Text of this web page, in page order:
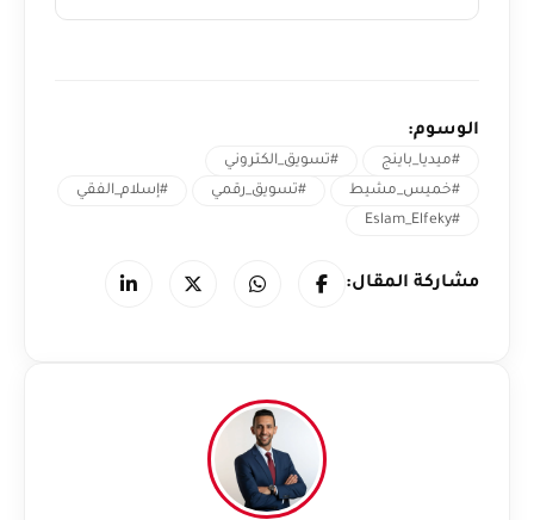
الوسوم:
#ميديا_باينج
#تسويق_الكتروني
#خميس_مشيط
#تسويق_رقمي
#إسلام_الفقي
#Eslam_Elfeky
مشاركة المقال: